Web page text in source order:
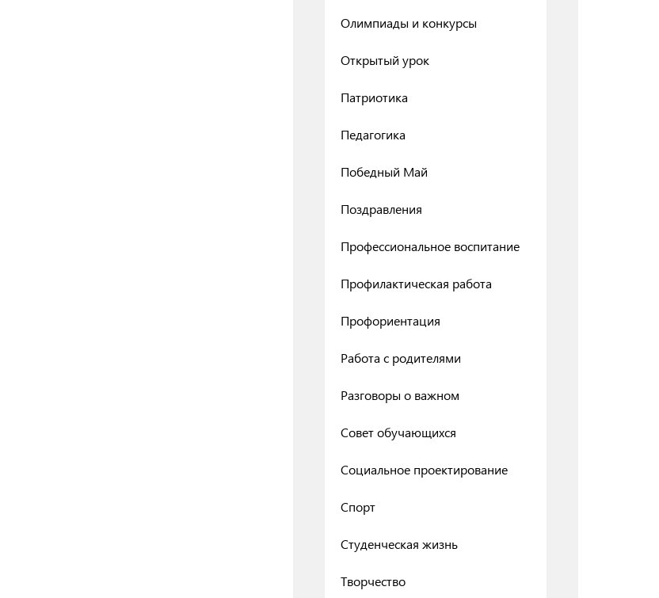
Олимпиады и конкурсы
Открытый урок
Патриотика
Педагогика
Победный Май
Поздравления
Профессиональное воспитание
Профилактическая работа
Профориентация
Работа с родителями
Разговоры о важном
Совет обучающихся
Социальное проектирование
Спорт
Студенческая жизнь
Творчество